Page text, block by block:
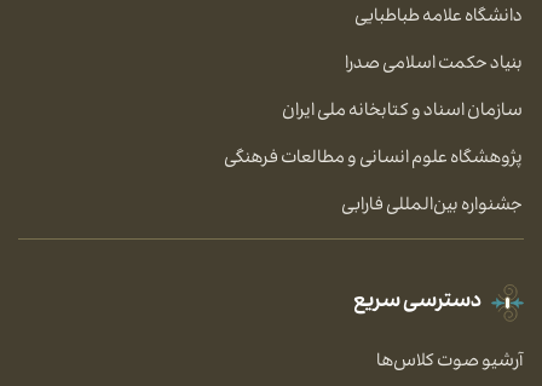
دانشگاه علامه طباطبایی
بنیاد حکمت اسلامی صدرا
سازمان اسناد و کتابخانه ملی ایران
پژوهشگاه علوم انسانی و مطالعات فرهنگی
جشنواره بین‌المللی فارابی
دسترسی سریع
آرشیو صوت کلاس‌ها